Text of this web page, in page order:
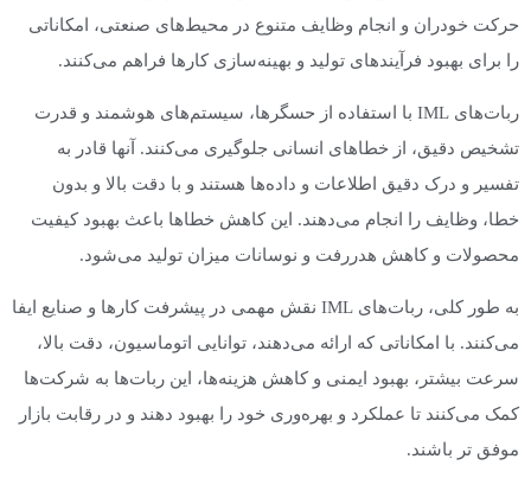
حرکت خودران و انجام وظایف متنوع در محیط‌های صنعتی، امکاناتی
را برای بهبود فرآیندهای تولید و بهینه‌سازی کارها فراهم می‌کنند.
ربات‌های IML با استفاده از حسگرها، سیستم‌های هوشمند و قدرت
تشخیص دقیق، از خطاهای انسانی جلوگیری می‌کنند. آنها قادر به
تفسیر و درک دقیق اطلاعات و داده‌ها هستند و با دقت بالا و بدون
خطا، وظایف را انجام می‌دهند. این کاهش خطاها باعث بهبود کیفیت
محصولات و کاهش هدررفت و نوسانات میزان تولید می‌شود.
به طور کلی، ربات‌های IML نقش مهمی در پیشرفت کارها و صنایع ایفا
می‌کنند. با امکاناتی که ارائه می‌دهند، توانایی اتوماسیون، دقت بالا،
سرعت بیشتر، بهبود ایمنی و کاهش هزینه‌ها، این ربات‌ها به شرکت‌ها
کمک می‌کنند تا عملکرد و بهره‌وری خود را بهبود دهند و در رقابت بازار
موفق تر باشند.